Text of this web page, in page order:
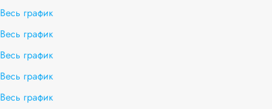
Весь график
Весь график
Весь график
Весь график
Весь график